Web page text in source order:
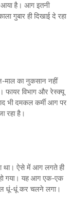
आया है। आग इतनी
गुबार ही दिखाई दे रहा
माल का नुकसान नहीं
विभाग और रेस्क्यू
भी दमकल कर्मी आग पर
रहा है।
था। ऐसे में आग लगते ही
गया। यह आग एक-एक
धूं-धूं कर चलने लगा।